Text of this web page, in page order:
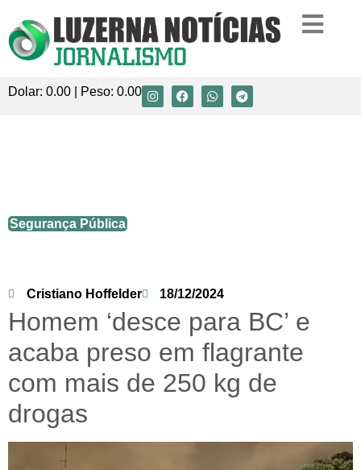
Dolar: 0.00 | Peso: 0.00
Segurança Pública
Cristiano Hoffelder 18/12/2024
Homem ‘desce para BC’ e
acaba preso em flagrante
com mais de 250 kg de
drogas